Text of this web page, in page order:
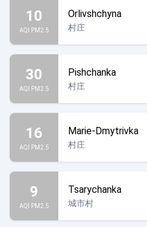
10
AQI PM2.5
Orlivshchyna
村庄
30
AQI PM2.5
Pishchanka
村庄
16
AQI PM2.5
Marie-Dmytrivka
村庄
9
AQI PM2.5
Tsarychanka
城市村